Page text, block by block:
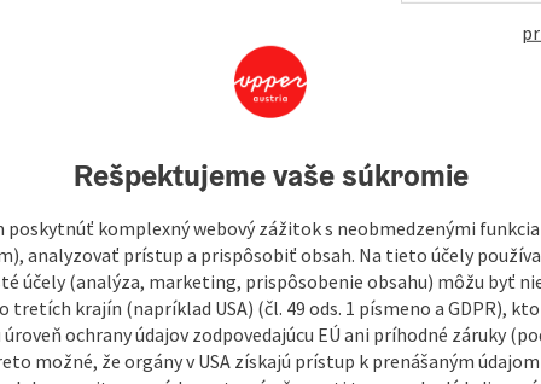
the world by many adventurers with GPS devices.
as geocaches, and share their experiences with
to a list of geocaches in our hiking region. The distance
the entrance to the Stillensteinklamm gorge. In
a radius of approx. 10 km.
Rešpektujeme vaše súkromie
poskytnúť komplexný webový zážitok s neobmedzenými
analyzovať prístup a prispôsobiť obsah. Na tieto účely
účely (analýza, marketing, prispôsobenie obsahu) môžu byť
tretích krajín (napríklad USA) (čl. 49 ods. 1 písmeno a GDPR),
ochrany údajov zodpovedajúcu EÚ ani príhodné záruky
možné, že orgány v USA získajú prístup k prenášaným